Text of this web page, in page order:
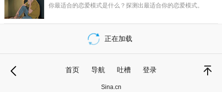
你最适合的恋爱模式是什么？探测出最适合你的恋爱模式。
载
更
正在加载
首页 导航 吐槽 登录
Sina.cn